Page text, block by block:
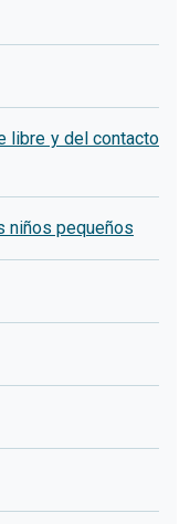
libre y del contacto
niños pequeños